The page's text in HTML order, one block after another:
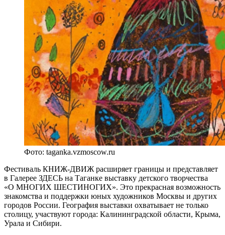
Фото: taganka.vzmoscow.ru
Фестиваль КНИЖ-ДВИЖ расширяет границы и представляет
в Галерее ЗДЕСЬ на Таганке выставку детского творчества
«О МНОГИХ ШЕСТИНОГИХ». Это прекрасная возможность
знакомства и поддержки юных художников Москвы и других
городов России. География выставки охватывает не только
столицу, участвуют города: Калининградской области, Крыма,
Урала и Сибири.